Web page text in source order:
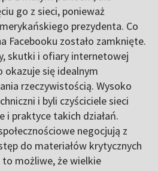
go z sieci, ponieważ
prezydenta. Co
Facebooku zostało zamknięte.
skutki i ofiary internetowej
się idealnym
rzeczywistością. Wysoko
i byli czyściciele sieci
i praktyce takich działań.
negocjują z
do materiałów krytycznych
możliwe, że wielkie